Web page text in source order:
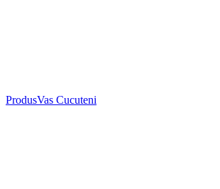
ProdusVas Cucuteni